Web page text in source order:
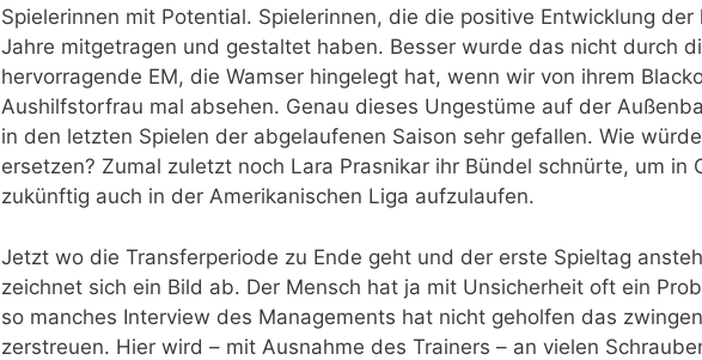
Spielerinnen mit Potential. Spielerinnen, die die positive Entwicklung der
Jahre mitgetragen und gestaltet haben. Besser wurde das nicht durch
hervorragende EM, die Wamser hingelegt hat, wenn wir von ihrem
Aushilfstorfrau mal absehen. Genau dieses Ungestüme auf der
in den letzten Spielen der abgelaufenen Saison sehr gefallen. Wie
ersetzen? Zumal zuletzt noch Lara Prasnikar ihr Bündel schnürte, um in
zukünftig auch in der Amerikanischen Liga aufzulaufen.
Jetzt wo die Transferperiode zu Ende geht und der erste Spieltag
zeichnet sich ein Bild ab. Der Mensch hat ja mit Unsicherheit oft ein
so manches Interview des Managements hat nicht geholfen das
zerstreuen. Hier wird – mit Ausnahme des Trainers – an vielen